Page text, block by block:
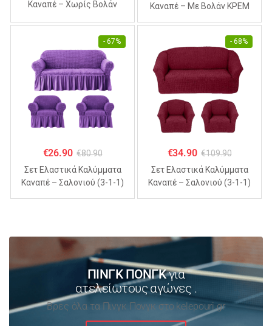
Καναπέ – Χωρίς Βολάν
Καναπέ – Με Βολάν ΚΡΕΜ
- 67%
€26.90 €80.90
Σετ Ελαστικά Καλύμματα
Καναπέ – Σαλονιού (3-1-1)
- 68%
€34.90 €109.90
Σετ Ελαστικά Καλύμματα
Καναπέ – Σαλονιού (3-1-1)
ΠΙΝΓΚ ΠΟΝΓΚγια
ατελείωτους αγώνες .
Βρες όλα τα Πινγκ Πονγκ στο kelepouri.gr